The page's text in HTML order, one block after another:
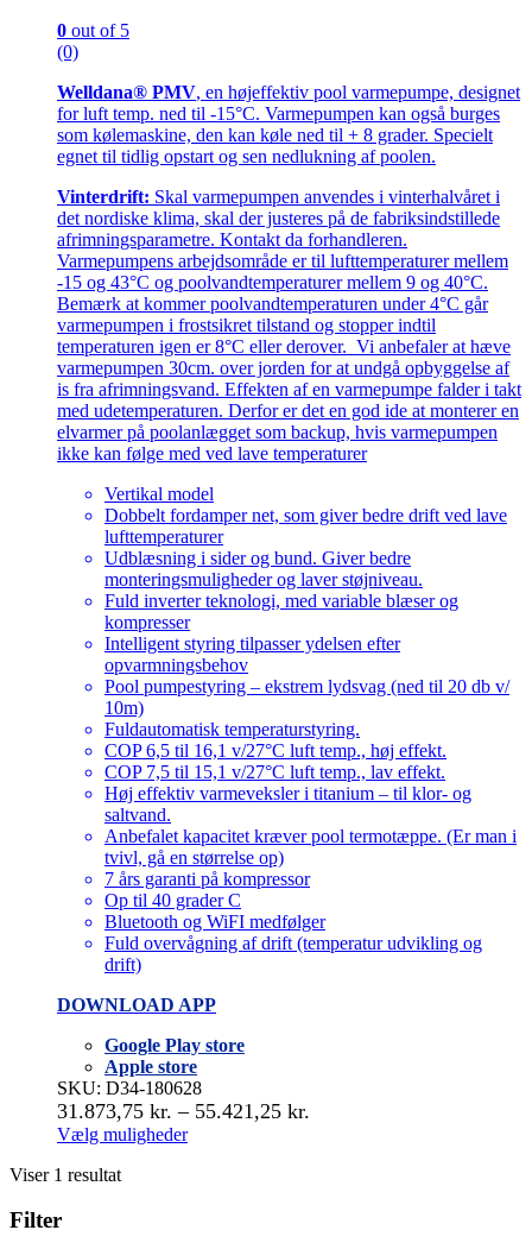
0 out of 5
(0)
Welldana® PMV, en højeffektiv pool varmepumpe, designet
for luft temp. ned til -15°C. Varmepumpen kan også burges
som kølemaskine, den kan køle ned til + 8 grader. Specielt
egnet til tidlig opstart og sen nedlukning af poolen.
Vinterdrift: Skal varmepumpen anvendes i vinterhalvåret i
det nordiske klima, skal der justeres på de fabriksindstillede
afrimningsparametre. Kontakt da forhandleren.
Varmepumpens arbejdsområde er til lufttemperaturer mellem
-15 og 43°C og poolvandtemperaturer mellem 9 og 40°C.
Bemærk at kommer poolvandtemperaturen under 4°C går
varmepumpen i frostsikret tilstand og stopper indtil
temperaturen igen er 8°C eller derover. Vi anbefaler at hæve
varmepumpen 30cm. over jorden for at undgå opbyggelse af
is fra afrimningsvand. Effekten af en varmepumpe falder i takt
med udetemperaturen. Derfor er det en god ide at monterer en
elvarmer på poolanlægget som backup, hvis varmepumpen
ikke kan følge med ved lave temperaturer
Vertikal model
Dobbelt fordamper net, som giver bedre drift ved lave
lufttemperaturer
Udblæsning i sider og bund. Giver bedre
monteringsmuligheder og laver støjniveau.
Fuld inverter teknologi, med variable blæser og
kompresser
Intelligent styring tilpasser ydelsen efter
opvarmningsbehov
Pool pumpestyring – ekstrem lydsvag (ned til 20 db v/
10m)
Fuldautomatisk temperaturstyring.
COP 6,5 til 16,1 v/27°C luft temp., høj effekt.
COP 7,5 til 15,1 v/27°C luft temp., lav effekt.
Høj effektiv varmeveksler i titanium – til klor- og
saltvand.
Anbefalet kapacitet kræver pool termotæppe. (Er man i
tvivl, gå en størrelse op)
7 års garanti på kompressor
Op til 40 grader C
Bluetooth og WiFI medfølger
Fuld overvågning af drift (temperatur udvikling og
drift)
DOWNLOAD APP
Google Play store
Apple store
SKU: D34-180628
31.873,75 kr. – 55.421,25 kr.
Vælg muligheder
vare
flere
Viser 1 resultat
Filter